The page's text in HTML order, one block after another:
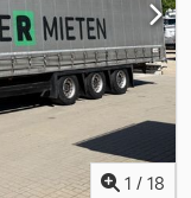
1 / 18